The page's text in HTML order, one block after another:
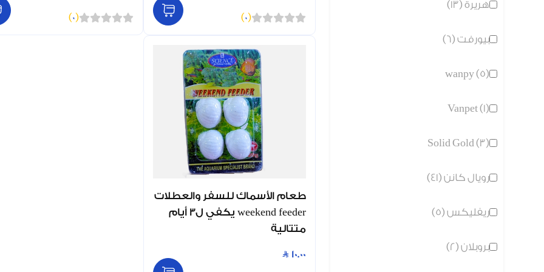
هريرة (13)
بيورفت (6)
wanpy (5)
Vanpet (1)
Solid Gold (3)
رويال كانن (41)
ريفليكس (5)
بروبلان (2)
(
0
)
(
0
)
طعام الأسماك للسفر والعطلات
weekend feeder يكفي ل3 أيام
متتالية
10.00